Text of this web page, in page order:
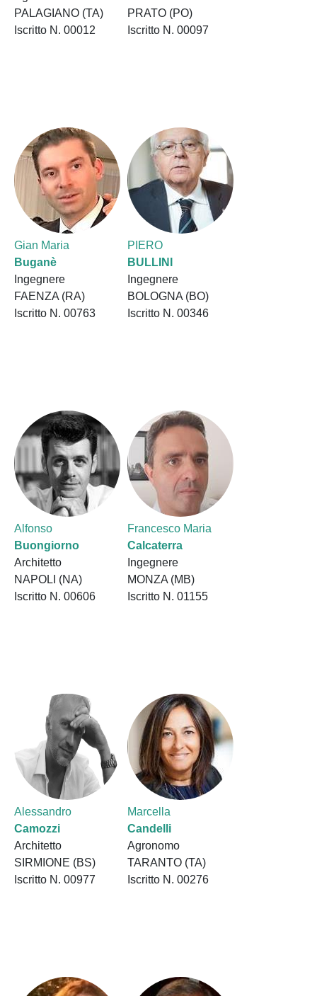
PALAGIANO (TA)
Iscritto N. 00012
PRATO (PO)
Iscritto N. 00097
Gian Maria
Buganè
Ingegnere
FAENZA (RA)
Iscritto N. 00763
PIERO
BULLINI
Ingegnere
BOLOGNA (BO)
Iscritto N. 00346
Alfonso
Buongiorno
Architetto
NAPOLI (NA)
Iscritto N. 00606
Francesco Maria
Calcaterra
Ingegnere
MONZA (MB)
Iscritto N. 01155
Alessandro
Camozzi
Architetto
SIRMIONE (BS)
Iscritto N. 00977
Marcella
Candelli
Agronomo
TARANTO (TA)
Iscritto N. 00276